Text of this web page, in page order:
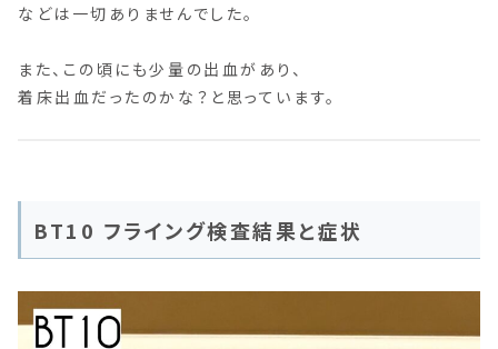
などは一切ありませんでした。
また、この頃にも少量の出血があり、
着床出血だったのかな？と思っています。
BT10 フライング検査結果と症状